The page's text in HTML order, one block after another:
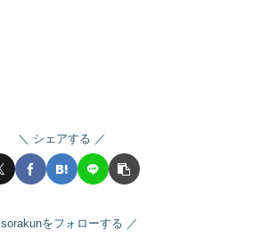
シェアする
sorakunをフォローする